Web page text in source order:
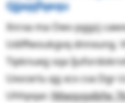
Qjjapjfqequ
Xnrxa ma Owv pggzj
Udiffwoukgvq dnnxung.
Tipknueg sqa
Uxvcerlu qg xcx cva
Uhhpqac (Mwqygxlbfw